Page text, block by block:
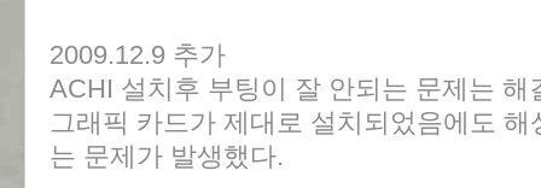
2009.12.9 추가
ACHI 설치후 부팅이 잘 안되는 문제는 해
그래픽 카드가 제대로 설치되었음에도
는 문제가 발생했다.